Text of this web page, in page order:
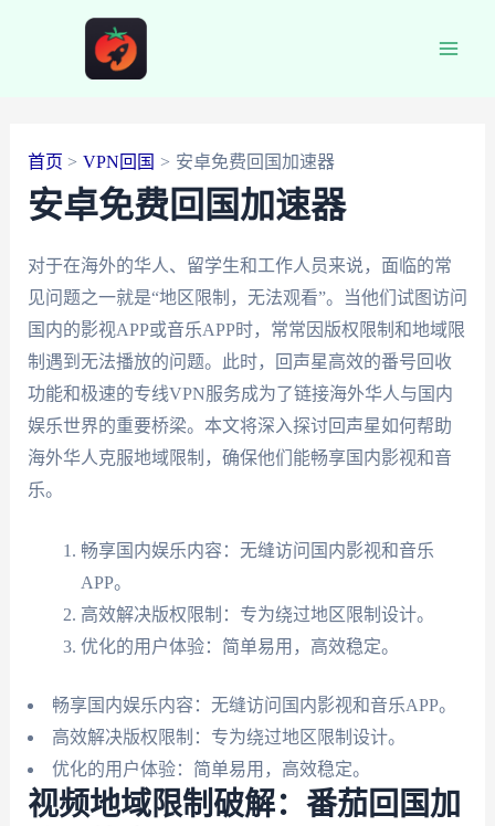
首页 VPN回国 安卓免费回国加速器
安卓免费回国加速器
对于在海外的华人、留学生和工作人员来说，面临的常
见问题之一就是“地区限制，无法观看”。当他们试图访问
国内的影视APP或音乐APP时，常常因版权限制和地域限
制遇到无法播放的问题。此时，回声星高效的番号回收
功能和极速的专线VPN服务成为了链接海外华人与国内
娱乐世界的重要桥梁。本文将深入探讨回声星如何帮助
海外华人克服地域限制，确保他们能畅享国内影视和音
乐。
畅享国内娱乐内容：无缝访问国内影视和音乐
APP。
高效解决版权限制：专为绕过地区限制设计。
优化的用户体验：简单易用，高效稳定。
畅享国内娱乐内容：无缝访问国内影视和音乐APP。
高效解决版权限制：专为绕过地区限制设计。
优化的用户体验：简单易用，高效稳定。
视频地域限制破解：番茄回国加